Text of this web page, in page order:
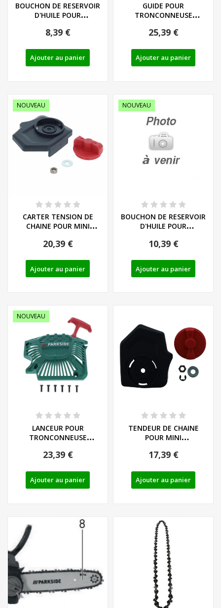
BOUCHON DE RESERVOIR
D'HUILE POUR
PARKSIDE...
8,39 €
Ajouter au panier
GUIDE POUR
TRONCONNEUSE
REF: 91120149
25,39 €
Ajouter au panier
NOUVEAU
CARTER TENSION DE
CHAINE POUR MINI
PARKSIDE...
20,39 €
Ajouter au panier
NOUVEAU
BOUCHON DE RESERVOIR
D'HUILE POUR
PARKSIDE...
10,39 €
Ajouter au panier
NOUVEAU
LANCEUR POUR
TRONCONNEUSE
PBKS 53 -...
23,39 €
Ajouter au panier
TENDEUR DE CHAINE
POUR MINI
PARKSIDE PGHSA...
17,39 €
Ajouter au panier